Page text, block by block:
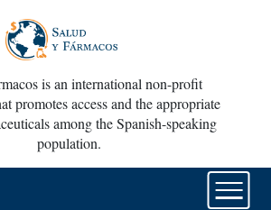
is an international non-profit
promotes access and the appropriate
among the Spanish-speaking
population.